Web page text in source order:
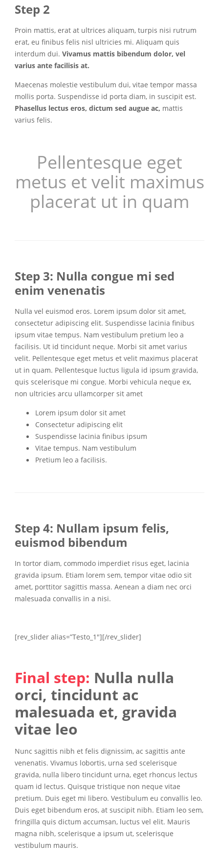
Step 2
Proin mattis, erat at ultrices aliquam, turpis nisi rutrum
erat, eu finibus felis nisl ultricies mi. Aliquam quis
interdum dui. Vivamus mattis bibendum dolor, vel
varius ante facilisis at.
Maecenas molestie vestibulum dui, vitae tempor massa
mollis porta. Suspendisse id porta diam, in suscipit est.
Phasellus lectus eros, dictum sed augue ac, mattis
varius felis.
Pellentesque eget
metus et velit maximus
placerat ut in quam
Step 3: Nulla congue mi sed
enim venenatis
Nulla vel euismod eros. Lorem ipsum dolor sit amet,
consectetur adipiscing elit. Suspendisse lacinia finibus
ipsum vitae tempus. Nam vestibulum pretium leo a
facilisis. Ut id tincidunt neque. Morbi sit amet varius
velit. Pellentesque eget metus et velit maximus placerat
ut in quam. Pellentesque luctus ligula id ipsum gravida,
quis scelerisque mi congue. Morbi vehicula neque ex,
non ultricies arcu ullamcorper sit amet
Lorem ipsum dolor sit amet
Consectetur adipiscing elit
Suspendisse lacinia finibus ipsum
Vitae tempus. Nam vestibulum
Pretium leo a facilisis.
Step 4: Nullam ipsum felis,
euismod bibendum
In tortor diam, commodo imperdiet risus eget, lacinia
gravida ipsum. Etiam lorem sem, tempor vitae odio sit
amet, porttitor sagittis massa. Aenean a diam nec orci
malesuada convallis in a nisi.
[rev_slider alias=”Testo_1″][/rev_slider]
Final step: Nulla nulla
orci, tincidunt ac
malesuada et, gravida
vitae leo
Nunc sagittis nibh et felis dignissim, ac sagittis ante
venenatis. Vivamus lobortis, urna sed scelerisque
gravida, nulla libero tincidunt urna, eget rhoncus lectus
quam id lectus. Quisque tristique non neque vitae
pretium. Duis eget mi libero. Vestibulum eu convallis leo.
Duis eget bibendum eros, at suscipit nibh. Etiam leo sem,
fringilla quis dictum accumsan, luctus vel elit. Mauris
magna nibh, scelerisque a ipsum ut, scelerisque
vestibulum mauris.